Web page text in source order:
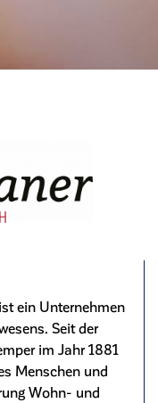
ein Unternehmen
Seit der
im Jahr 1881
Menschen und
Wohn- und